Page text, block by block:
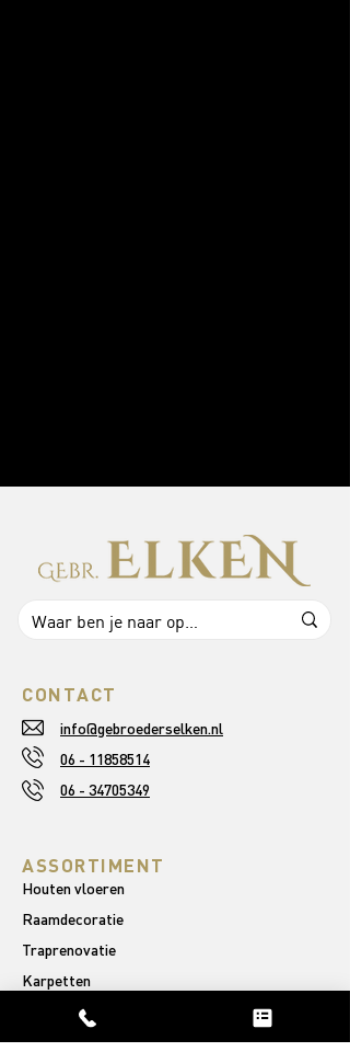
CONTACT
info@gebroederselken.nl
06 - 11858514
06 - 34705349
ASSORTIMENT
Houten vloeren
Raamdecoratie
Traprenovatie
Karpetten
OVER ONS